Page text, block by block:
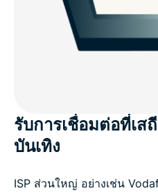
รับการเชื่อมต่อที่เส
บันเทิง
ISP ส่วนใหญ่ อย่างเช่น